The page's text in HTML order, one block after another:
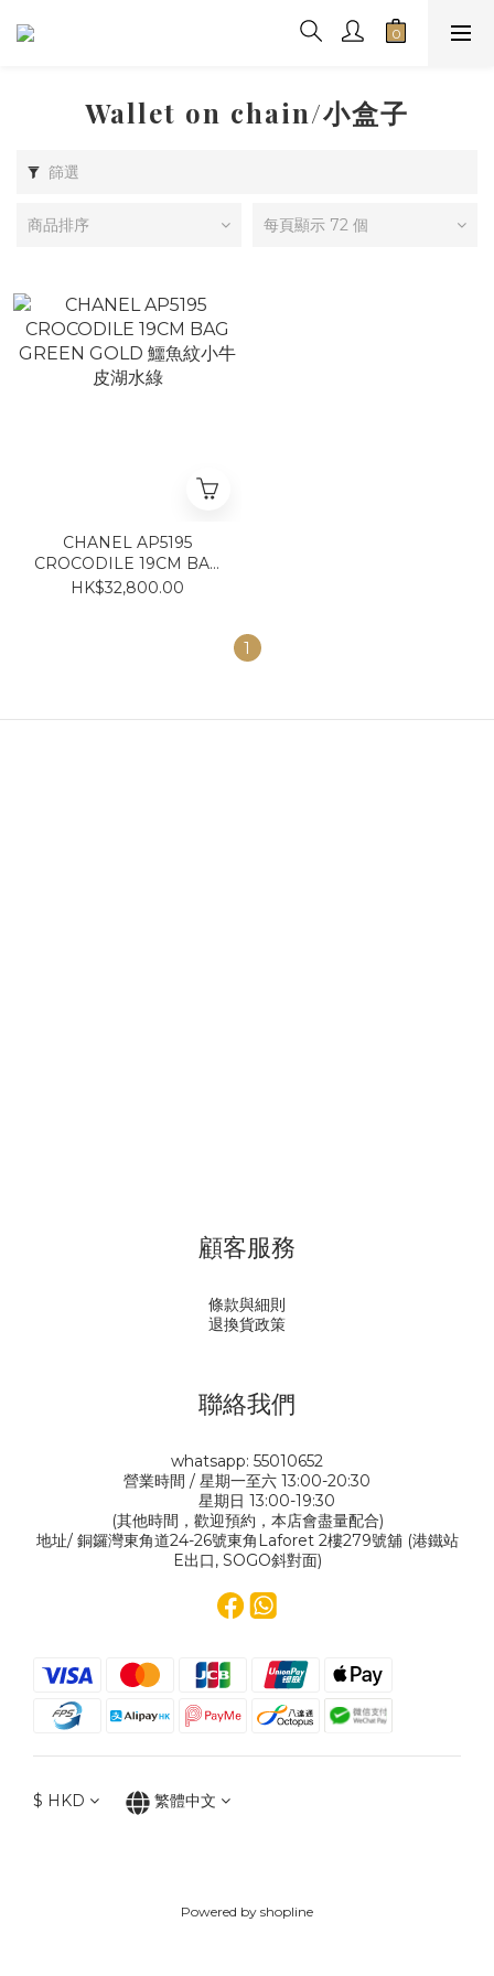
Wallet on chain/小盒子
篩選
商品排序 每頁顯示 72 個
CHANEL AP5195
CROCODILE 19CM BAG
GREEN GOLD 鱷魚紋小牛
HK$32,800.00
1
顧客服務
條款與細則
退換貨政策
聯絡我們
whatsapp: 55010652
營業時間 / 星期一至六 13:00-20:30
星期日 13:00-19:30
(其他時間，歡迎預約，本店會盡量配合)
地址/ 銅鑼灣東角道24-26號東角Laforet 2樓279號舖 (港鐵站
E出口, SOGO斜對面)
$ HKD 繁體中文
Powered by shopline